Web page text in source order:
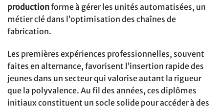
productionforme à gérer les unités automatisées, un
métier clé dans l’optimisation des chaînes de
fabrication.
Les premières expériences professionnelles, souvent
faites en alternance, favorisent l’insertion rapide des
jeunes dans un secteur qui valorise autant la rigueur
que la polyvalence. Au fil des années, ces diplômes
initiaux constituent un socle solide pour accéder à des